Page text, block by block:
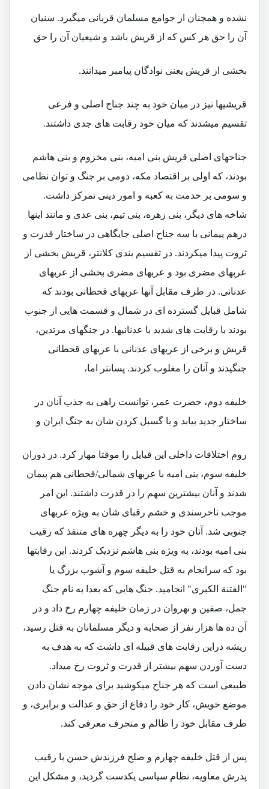
نشده و همچنان از جوامع مسلمان قربانی میگیرد. سنیان
آن را حق هر کس که از قریش باشد و شیعیان آن را حق
بخشی از قریش یعنی نوادگان پیامبر میدانند.
قریشیها نیز در میان خود به چند جناح اصلی و فرعی
تقسیم میشدند که میان خود رقابت های جدی داشتند.
جناحهای اصلی قریش بنی امیه، بنی مخزوم و بنی هاشم
بودند، که اولی بر اقتصاد مکه، دومی بر جنگ و توان نظامی
و سومی بر خدمت به کعبه و امور دینی تمرکز داشت.
شاخه های دیگر، بنی زهره، بنی تیم، بنی عدی و مانند اینها
درهم پیمانی با سه جناح اصلی جایگاهی در ساختار قدرت و
ثروت پیدا میکردند. در تقسیم بندی کلانتر، قریش بخشی از
عربهای مضری بود و عربهای مضری بخشی از عربهای
عدنانی. در طرف مقابل آنها عربهای قحطانی بودند که
شامل قبایل گسترده ای در شمال و قسمت هایی از جنوب
بودند با رقابت های شدید با عدنانیها. در جنگهای مرتدین،
قریش و برخی از عربهای عدنانی با عربهای قحطانی
جنگیدند و آنان را مغلوب کردند. پسانتر اما،
خلیفه دوم، حضرت عمر، توانست راهی به جذب آنان در
ساختار جدید بیابد و با گسیل کردن شان به جنگ ایران و
روم اختلافات داخلی این قبایل را موقتا مهار کرد. در دوران
خلیفه سوم، بنی امیه با عربهای شمالی/قحطانی هم پیمان
شدند و آنان بیشترین سهم را در قدرت داشتند. این امر
موجب ناخرسندی و خشم رقبای شان به ویژه عربهای
جنوبی شد. آنان خود را به دیگر چهره های متنفذ که رقیب
بنی امیه بودند، به ویژه بنی هاشم نزدیک کردند. این رقابتها
بود که سرانجام به قتل خلیفه سوم و آشوب بزرگ یا
"الفتنة الکبری" انجامید. جنگ هایی که بعدا به نام جنگ
جمل، صفین و نهروان در زمان خلیفه چهارم رخ داد و در
آن ده ها هزار نفر از صحابه و دیگر مسلمانان به قتل رسید،
ریشه دراین رقابت های قبیله ای داشت که به هدف به
دست آوردن سهم بیشتر از قدرت و ثروت رخ میداد.
طبیعی است که هر جناح میکوشید برای موجه نشان دادن
موضع خویش، کار خود را دفاع از حق و عدالت و برابری، و
طرف مقابل خود را ظالم و منحرف معرفی کند.
پس از قتل خلیفه چهارم و صلح فرزندش حسن با رقیب
پدرش معاویه، نظام سیاسی یکدست گردید، و مشکل این